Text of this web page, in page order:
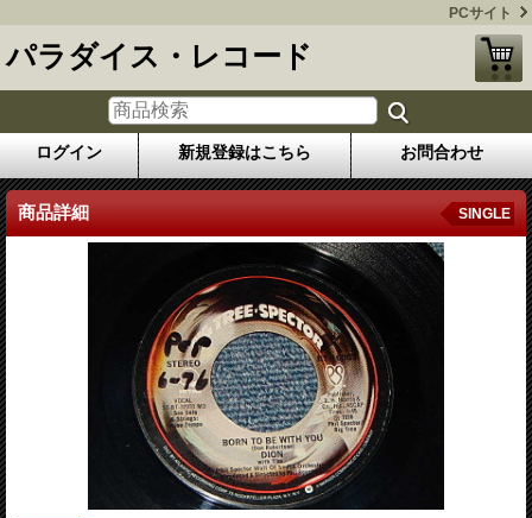
PCサイト
パラダイス・レコード
ログイン 新規登録はこちら お問合わせ
商品詳細 SINGLE